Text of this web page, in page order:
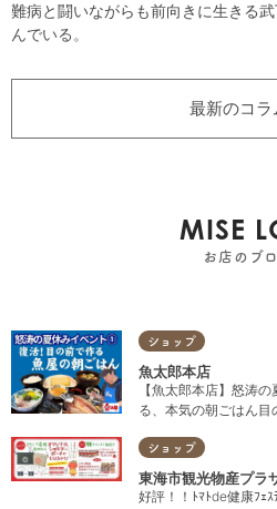
難病と闘いながらも前向きに生きる
んでいる。
最新のコラ
MISE
お店のブ
ショップ
魚太郎本店
【魚太郎本店】怒涛
る、本気の朝ごはん目
ショップ
東海市観光物産プラ
好評！！ﾄﾏﾄde健康ﾌｪｽ